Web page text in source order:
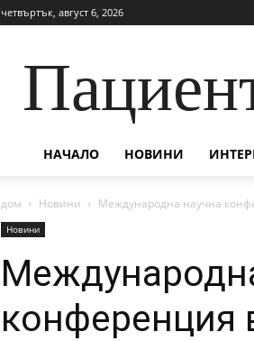
четвъртък, август 6, 2026
НАЧАЛО НОВИНИ
дом Новини Международна научна
Новини
конференция